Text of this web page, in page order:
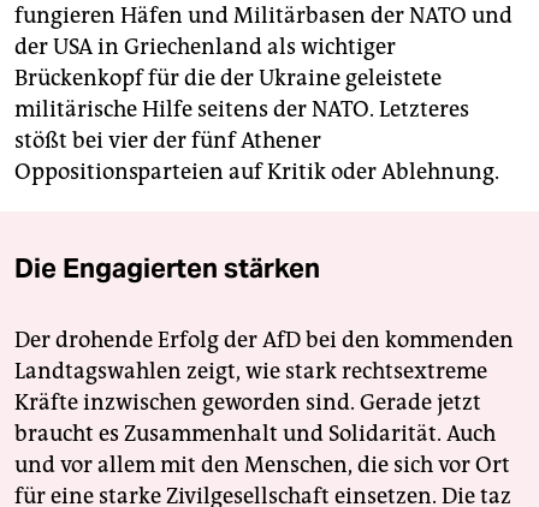
fungieren Häfen und Militärbasen der NATO und
der USA in Griechenland als wichtiger
Brückenkopf für die der Ukraine geleistete
militärische Hilfe seitens der NATO. Letzteres
stößt bei vier der fünf Athener
Oppositionsparteien auf Kritik oder Ablehnung.
Die Engagierten stärken
Der drohende Erfolg der AfD bei den kommenden
Landtagswahlen zeigt, wie stark rechtsextreme
Kräfte inzwischen geworden sind. Gerade jetzt
braucht es Zusammenhalt und Solidarität. Auch
und vor allem mit den Menschen, die sich vor Ort
für eine starke Zivilgesellschaft einsetzen. Die taz